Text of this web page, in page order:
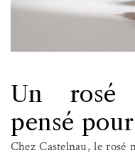
Un rosé
pensé
Chez Castelnau, le rosé